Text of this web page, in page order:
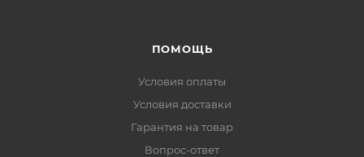
ПОМОЩЬ
Условия оплаты
Условия доставки
Гарантия на товар
Вопрос-ответ